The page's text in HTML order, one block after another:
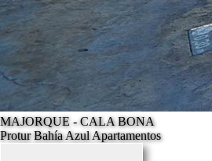
MAJORQUE - CALA BONA
Protur Bahía Azul Apartamentos